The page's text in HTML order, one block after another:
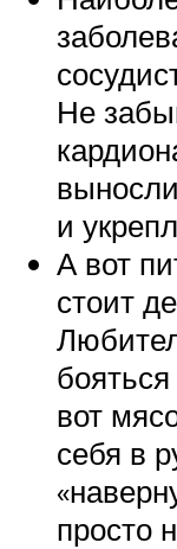
Не
и
А вот
стоит
вот
себя в
просто